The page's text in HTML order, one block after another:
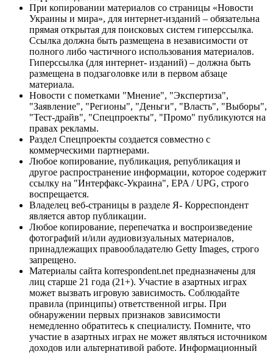
При копировании материалов со страницы «Новости
Украины и мира», для интернет-изданий – обязательна
прямая открытая для поисковых систем гиперссылка.
Ссылка должна быть размещена в независимости от
полного либо частичного использования материалов.
Гиперссылка (для интернет- изданий) – должна быть
размещена в подзаголовке или в первом абзаце
материала.
Новости с пометками "Мнение", "Экспертиза",
"Заявление", "Регионы", "Деньги", "Власть", "Выборы",
"Тест-драйв", "Спецпроекты", "Промо" публикуются на
правах рекламы.
Раздел Спецпроекты создается совместно с
коммерческими партнерами.
Любое копирование, публикация, републикация и
другое распространение информации, которое содержит
ссылку на "Интерфакс-Украина", EPA / UPG, строго
воспрещается.
Владелец веб-страницы в разделе Я- Корреспондент
является автор публикации.
Любое копирование, перепечатка и воспроизведение
фотографий и/или аудиовизуальных материалов,
принадлежащих правообладателю Getty Images, строго
запрещено.
Материалы сайта korrespondent.net предназначены для
лиц старше 21 года (21+). Участие в азартных играх
может вызвать игровую зависимость. Соблюдайте
правила (принципы) ответственной игры. При
обнаружении первых признаков зависимости
немедленно обратитесь к специалисту. Помните, что
участие в азартных играх не может являться источником
доходов или альтернативой работе. Информационный